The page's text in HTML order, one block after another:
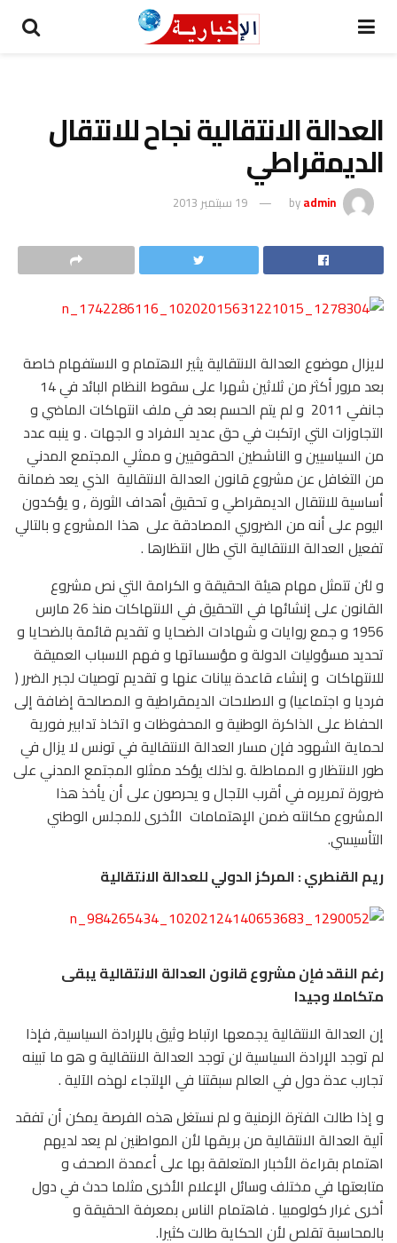
العدالة الانتقالية نجاح للانتقال
الديمقراطي
byadmin 19 سبتمبر 2013
لايزال موضوع العدالة الانتقالية يثير الاهتمام و الاستفهام خاصة
بعد مرور أكثر من ثلاثين شهرا على سقوط النظام البائد في 14
جانفي 2011 و لم يتم الحسم بعد في ملف انتهاكات الماضي و
التجاوزات التي ارتكبت في حق عديد الافراد و الجهات . و ينبه عدد
من السياسيين و الناشطين الحقوقيين و ممثلي المجتمع المدني
من التغافل عن مشروع قانون العدالة الانتقالية الذي يعد ضمانة
أساسية للانتقال الديمقراطي و تحقيق أهداف الثورة , و يؤكدون
اليوم على أنه من الضروري المصادقة على هذا المشروع و بالتالي
تفعيل العدالة الانتقالية التي طال انتظارها .
و لئن تتمثل مهام هيئة الحقيقة و الكرامة التي نص مشروع
القانون على إنشائها في التحقيق في الانتهاكات منذ 26 مارس
1956 و جمع روايات و شهادات الضحايا و تقديم قائمة بالضحايا و
تحديد مسؤوليات الدولة و مؤسساتها و فهم الاسباب العميقة
للانتهاكات و إنشاء قاعدة بيانات عنها و تقديم توصيات لجبر الضرر (
فرديا و اجتماعيا) و الاصلاحات الديمقراطية و المصالحة إضافة إلى
الحفاظ على الذاكرة الوطنية و المحفوظات و اتخاذ تدابير فورية
لحماية الشهود فإن مسار العدالة الانتقالية في تونس لا يزال في
طور الانتظار و المماطلة .و لذلك يؤكد ممثلو المجتمع المدني على
ضرورة تمريره في أقرب الآجال و يحرصون على أن يأخذ هذا
المشروع مكانته ضمن الإهتمامات الأخرى للمجلس الوطني
التأسيسي.
ريم القنطري : المركز الدولي للعدالة الانتقالية
رغم النقد فإن مشروع قانون العدالة الانتقالية يبقى
متكاملا وجيدا
إن العدالة الانتقالية يجمعها ارتباط وثيق بالإرادة السياسية, فإذا
لم توجد الإرادة السياسية لن توجد العدالة الانتقالية و هو ما تبينه
تجارب عدة دول في العالم سبقتنا في الإلتجاء لهذه الآلية .
و إذا طالت الفترة الزمنية و لم نستغل هذه الفرصة يمكن أن تفقد
آلية العدالة الانتقالية من بريقها لأن المواطنين لم يعد لديهم
اهتمام بقراءة الأخبار المتعلقة بها على أعمدة الصحف و
متابعتها في مختلف وسائل الإعلام الأخرى مثلما حدث في دول
أخرى غرار كولومبيا . فاهتمام الناس بمعرفة الحقيقة و
بالمحاسبة تقلص لأن الحكاية طالت كثيرا.